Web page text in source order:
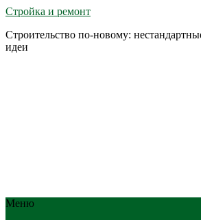
Стройка и ремонт
Строительство по-новому:
идеи
Меню